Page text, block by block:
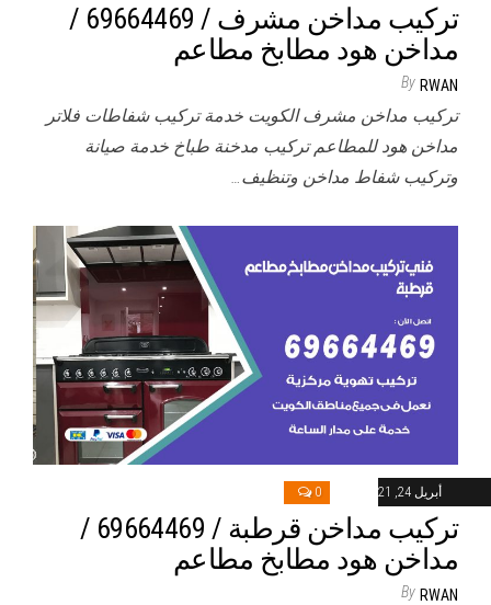
تركيب مداخن مشرف / 69664469 /
مداخن هود مطابخ مطاعم
By RWAN
تركيب مداخن مشرف الكويت خدمة تركيب شفاطات فلاتر
مداخن هود للمطاعم تركيب مدخنة طباخ خدمة صيانة
وتركيب شفاط مداخن وتنظيف…
أبريل 24, 2021 0
تركيب مداخن قرطبة / 69664469 /
مداخن هود مطابخ مطاعم
By RWAN